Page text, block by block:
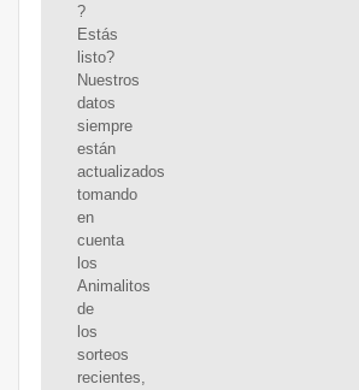
?
Estás
listo?
Nuestros
datos
siempre
están
actualizados
tomando
en
cuenta
los
Animalitos
de
los
sorteos
recientes,